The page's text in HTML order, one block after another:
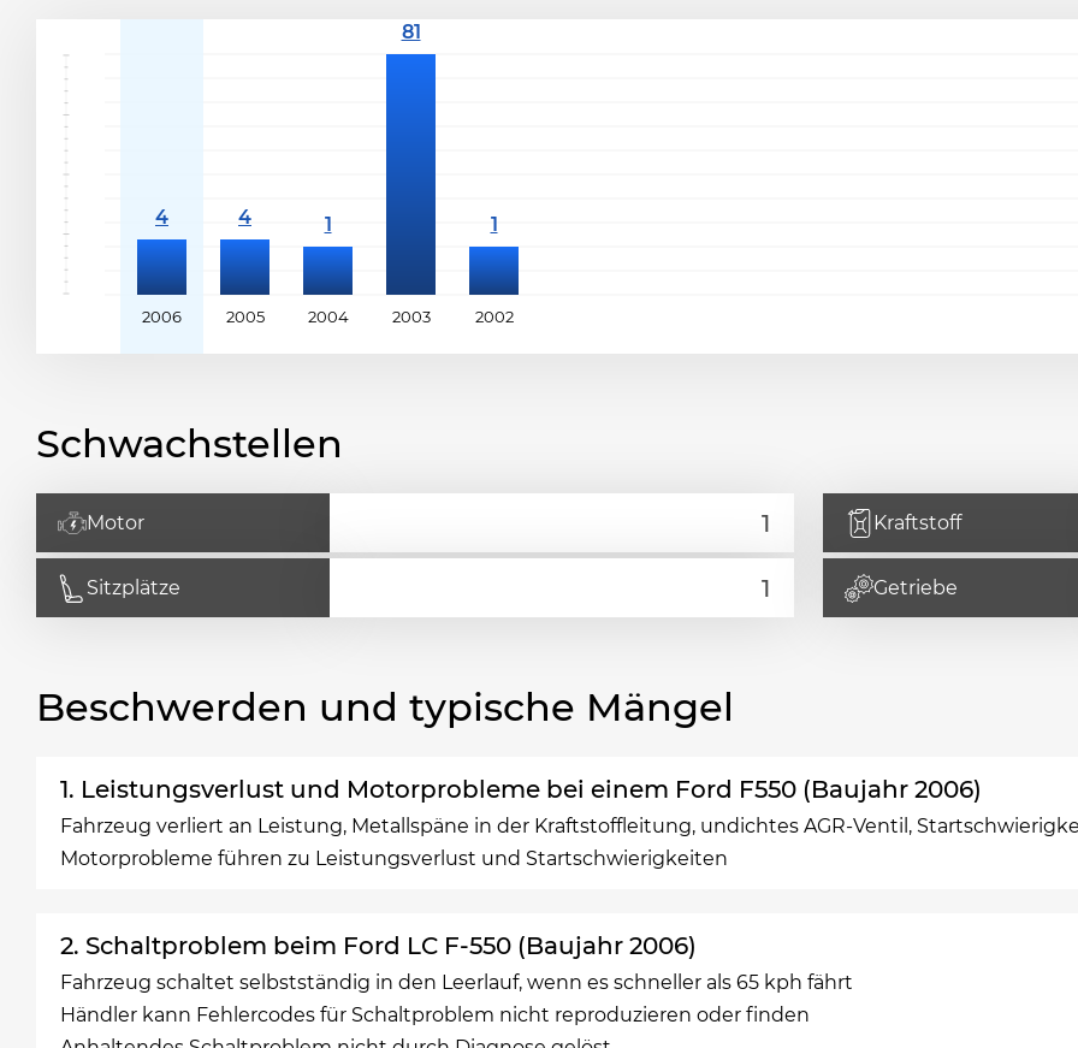
2006 2005 2004 2003 2002
Schwachstellen
Motor Kraftstoff
Sitzplätze Getriebe
Beschwerden und typische Mängel
1. Leistungsverlust und Motorprobleme bei einem Ford F550 (Baujahr 2006)
Fahrzeug verliert an Leistung, Metallspäne in der Kraftstoffleitung, undichtes AGR-Ventil,
Motorprobleme führen zu Leistungsverlust und Startschwierigkeiten
2. Schaltproblem beim Ford LC F-550 (Baujahr 2006)
Fahrzeug schaltet selbstständig in den Leerlauf, wenn es schneller als 65 kph fährt
Händler kann Fehlercodes für Schaltproblem nicht reproduzieren oder finden